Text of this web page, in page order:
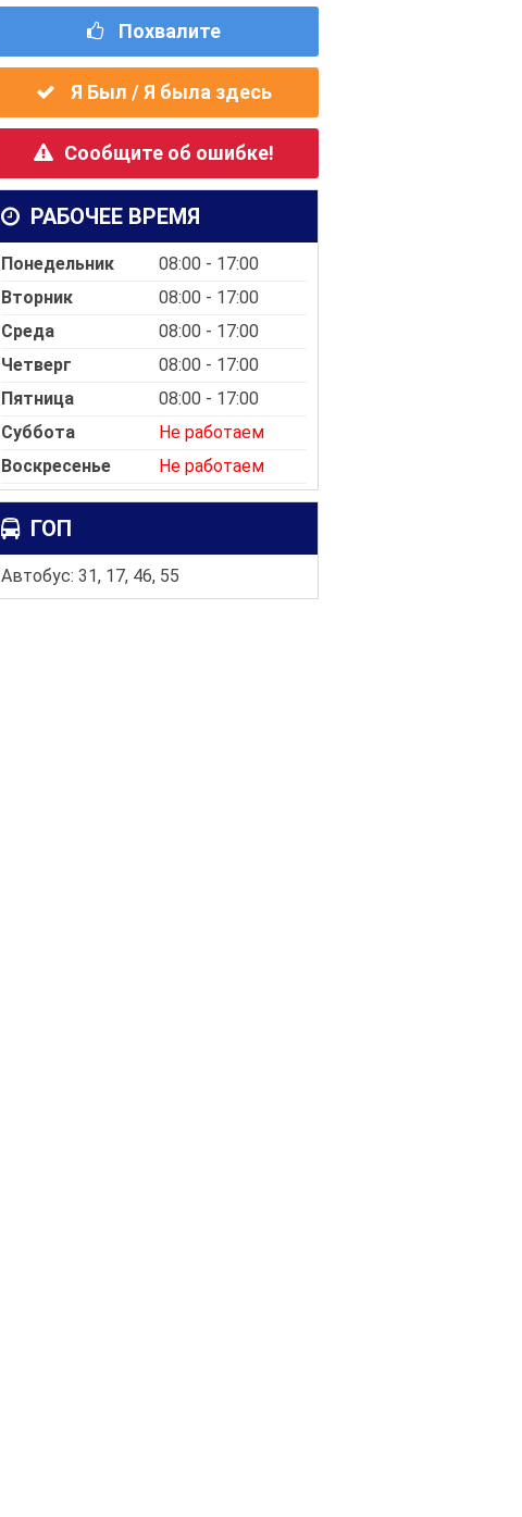
Похвалите
Я Был / Я была здесь
Сообщите об ошибке!
РАБОЧЕЕ ВРЕМЯ
Понедельник
08:00 - 17:00
Вторник
08:00 - 17:00
Среда
08:00 - 17:00
Четверг
08:00 - 17:00
Пятница
08:00 - 17:00
Суббота
Не работаем
Воскресенье
Не работаем
ГОП
Автобус: 31, 17, 46, 55